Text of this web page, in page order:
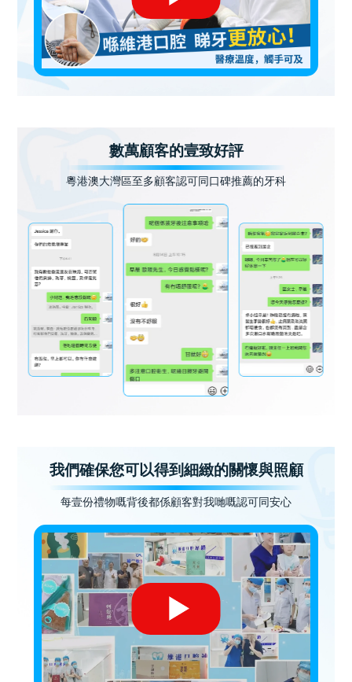
數萬顧客的壹致好評
粵港澳大灣區至多顧客認可同口碑推薦的牙科
我們確保您可以得到細緻的關懷與照顧
每壹份禮物嘅背後都係顧客對我哋嘅認可同安心